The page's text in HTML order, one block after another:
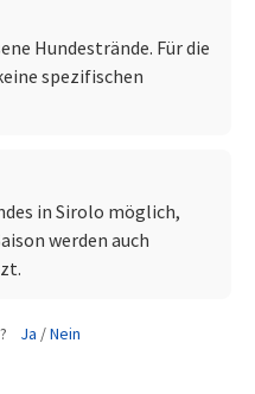
Hundestrände. Für die
spezifischen
in Sirolo möglich,
werden auch
Ja /Nein